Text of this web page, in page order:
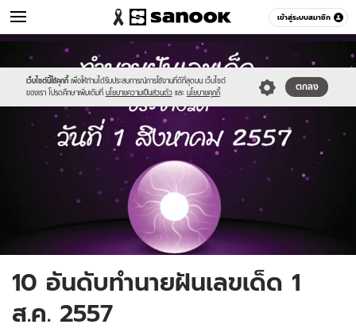
เข้าสู่ระบบสมาชิก
ดูดวง หมวดอื่นๆ
เว็บไซต์นี้ใช้คุกกี้ เพื่อให้ท่านได้รับประสบการณ์การใช้งานที่ดีที่สุดบน เว็บไซต์
ของเรา โปรดศึกษาเพิ่มเติมที่ นโยบายความเป็นส่วนตัว และ นโยบายคุกกี้
ตกลง
//s.isanook.com/sr/0/images/logo-
new-
sanook.png
//s.isanook.com/ho/0/ud/13/67733/mm1.jpg
10 อันดับทำนายฝันเลขเด็ด 1
ส.ค. 2557